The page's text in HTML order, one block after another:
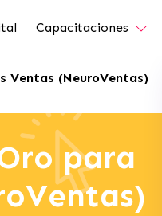
Capacitaciones
Ventas (NeuroVentas)
para